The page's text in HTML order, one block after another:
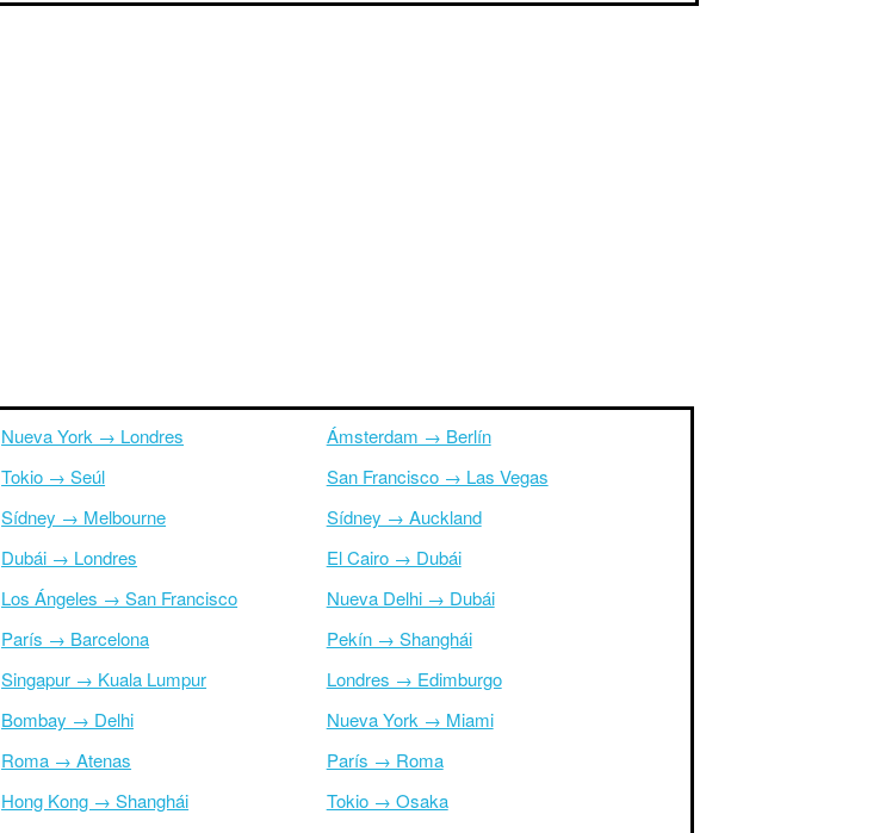
Nueva York → Londres
Tokio → Seúl
Sídney → Melbourne
Dubái → Londres
Los Ángeles → San Francisco
París → Barcelona
Singapur → Kuala Lumpur
Bombay → Delhi
Roma → Atenas
Hong Kong → Shanghái
Ámsterdam → Berlín
San Francisco → Las Vegas
Sídney → Auckland
El Cairo → Dubái
Nueva Delhi → Dubái
Pekín → Shanghái
Londres → Edimburgo
Nueva York → Miami
París → Roma
Tokio → Osaka